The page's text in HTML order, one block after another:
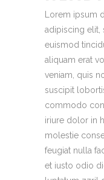
Lorem ipsum
adipiscing elit,
euismod
aliquam erat
veniam, quis
suscipit
commodo
iriure dolor in
molestie
feugiat nulla
et iusto odio